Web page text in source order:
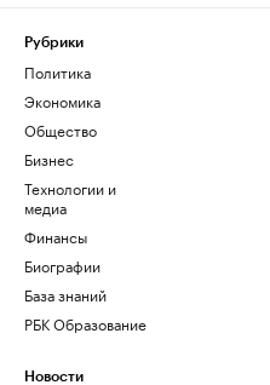
Рубрики
Политика
Экономика
Общество
Бизнес
Технологии и
медиа
Финансы
Биографии
База знаний
РБК Образование
Новости